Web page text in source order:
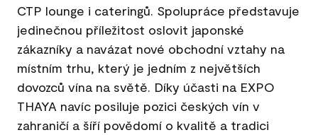
CTP lounge i cateringů. Spolupráce představuje
jedinečnou příležitost oslovit japonské
zákazníky a navázat nové obchodní vztahy na
místním trhu, který je jedním z největších
dovozců vína na světě. Díky účasti na EXPO
THAYA navíc posiluje pozici českých vín v
zahraničí a šíří povědomí o kvalitě a tradici